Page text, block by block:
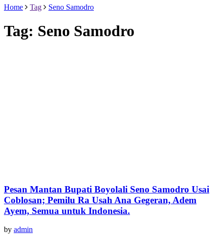
Home Tag Seno Samodro
Tag: Seno Samodro
Pesan Mantan Bupati Boyolali Seno Samodro Usai
Coblosan; Pemilu Ra Usah Ana Gegeran, Adem
Ayem, Semua untuk Indonesia.
by admin